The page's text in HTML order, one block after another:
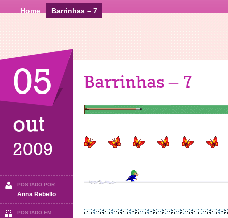
Home Barrinhas – 7
05
out
2009
POSTADO POR
Anna Rebello
POSTADO EM
Barrinhas – 7